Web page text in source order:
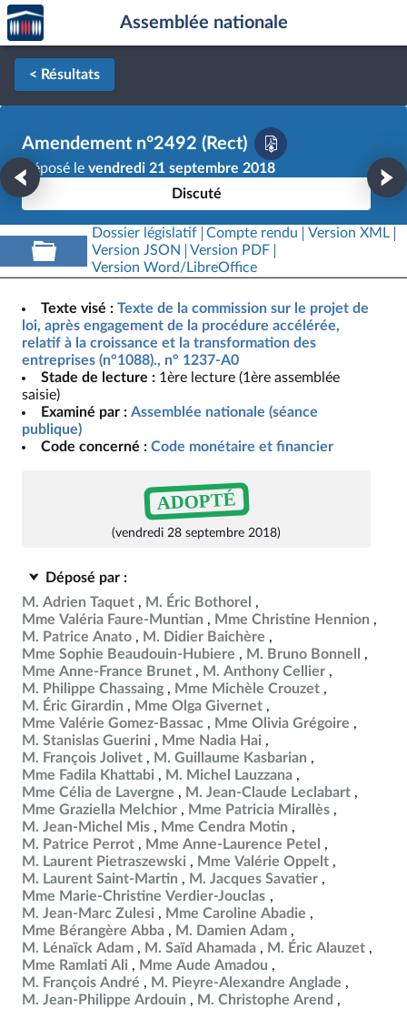
Aller au contenu
Aller en bas de la page
Accèder
à la
page
d'accueil
Assemblée nationale
< Résultats
Amendement n°2492 (Rect)
Déposé le vendredi 21 septembre 2018
Discuté
Dossier législatif Compte rendu
Version XML
Version JSON
Version PDF
Version Word/LibreOffice
Texte visé : Texte de la commission sur le projet de
loi, après engagement de la procédure accélérée,
relatif à la croissance et la transformation des
entreprises (n°1088)., n° 1237-A0
Stade de lecture : 1ère lecture (1ère assemblée
saisie)
Examiné par : Assemblée nationale (séance
publique)
Code concerné : Code monétaire et financier
ADOPTÉ
(vendredi 28 septembre 2018)
Déposé par :
M. Adrien Taquet
M. Éric Bothorel
Mme Valéria Faure-Muntian
Mme Christine Hennion
M. Patrice Anato
M. Didier Baichère
Mme Sophie Beaudouin-Hubiere
M. Bruno Bonnell
Mme Anne-France Brunet
M. Anthony Cellier
M. Philippe Chassaing
Mme Michèle Crouzet
M. Éric Girardin
Mme Olga Givernet
Mme Valérie Gomez-Bassac
Mme Olivia Grégoire
M. Stanislas Guerini
Mme Nadia Hai
M. François Jolivet
M. Guillaume Kasbarian
Mme Fadila Khattabi
M. Michel Lauzzana
Mme Célia de Lavergne
M. Jean-Claude Leclabart
Mme Graziella Melchior
Mme Patricia Mirallès
M. Jean-Michel Mis
Mme Cendra Motin
M. Patrice Perrot
Mme Anne-Laurence Petel
M. Laurent Pietraszewski
Mme Valérie Oppelt
M. Laurent Saint-Martin
M. Jacques Savatier
Mme Marie-Christine Verdier-Jouclas
M. Jean-Marc Zulesi
Mme Caroline Abadie
Mme Bérangère Abba
M. Damien Adam
M. Lénaïck Adam
M. Saïd Ahamada
M. Éric Alauzet
Mme Ramlati Ali
Mme Aude Amadou
M. François André
M. Pieyre-Alexandre Anglade
M. Jean-Philippe Ardouin
M. Christophe Arend